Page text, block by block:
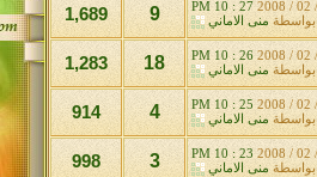
27 : 10 PM
بواسطة منى الاماني 9
1,689
26 : 10 PM
بواسطة منى الاماني 18
1,283
25 : 10 PM
بواسطة منى الاماني 4
914
23 : 10 PM
بواسطة منى الاماني 3
998